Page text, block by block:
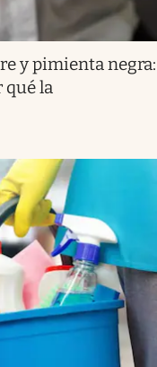
y pimienta negra:
qué la